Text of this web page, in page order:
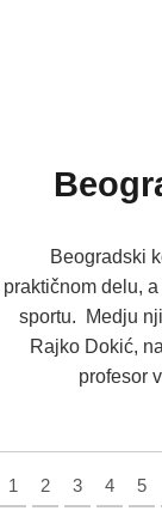
Beogradski
praktičnom delu,
sportu. Medju
Rajko Dokić,
profesor
1 2 3 4 5